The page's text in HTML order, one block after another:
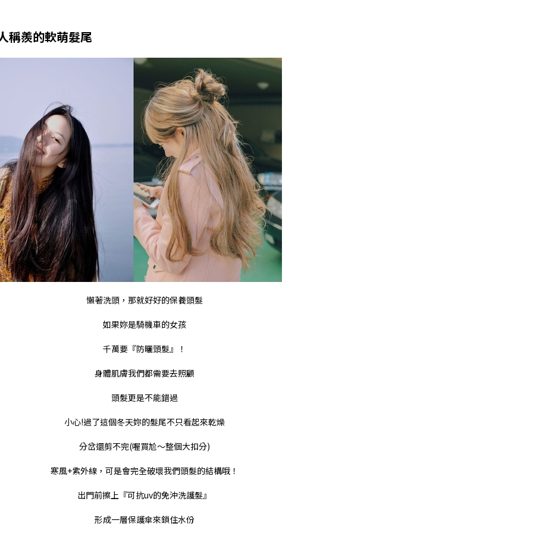
稱羨的軟萌髮尾
懶著洗頭，那就好好的保養頭髮
如果妳是騎機車的女孩
千萬要『防曬頭髮』！
身體肌膚我們都需要去照顧
頭髮更是不能錯過
小心!過了這個冬天妳的髮尾不只看起來乾燥
分岔還剪不完(喔買尬～整個大扣分)
寒風+紫外線，可是會完全破壞我們頭髮的結構哦！
出門前擦上 『可抗uv的免沖洗護髮』
形成一層保護傘來鎖住水份